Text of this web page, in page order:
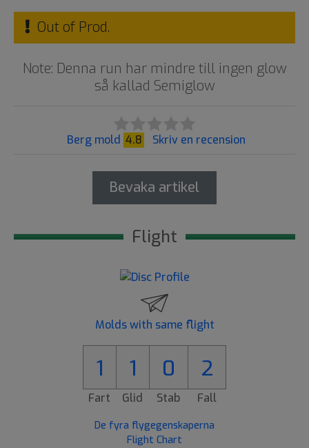
Out of Prod.
Note: Denna run har mindre till ingen glow
så kallad Semiglow
Berg mold 4.8 Skriv en recension
Bevaka artikel
Flight
Molds with same flight
1 1 0 2
Fart Glid Stab Fall
De fyra flygegenskaperna
Flight Chart